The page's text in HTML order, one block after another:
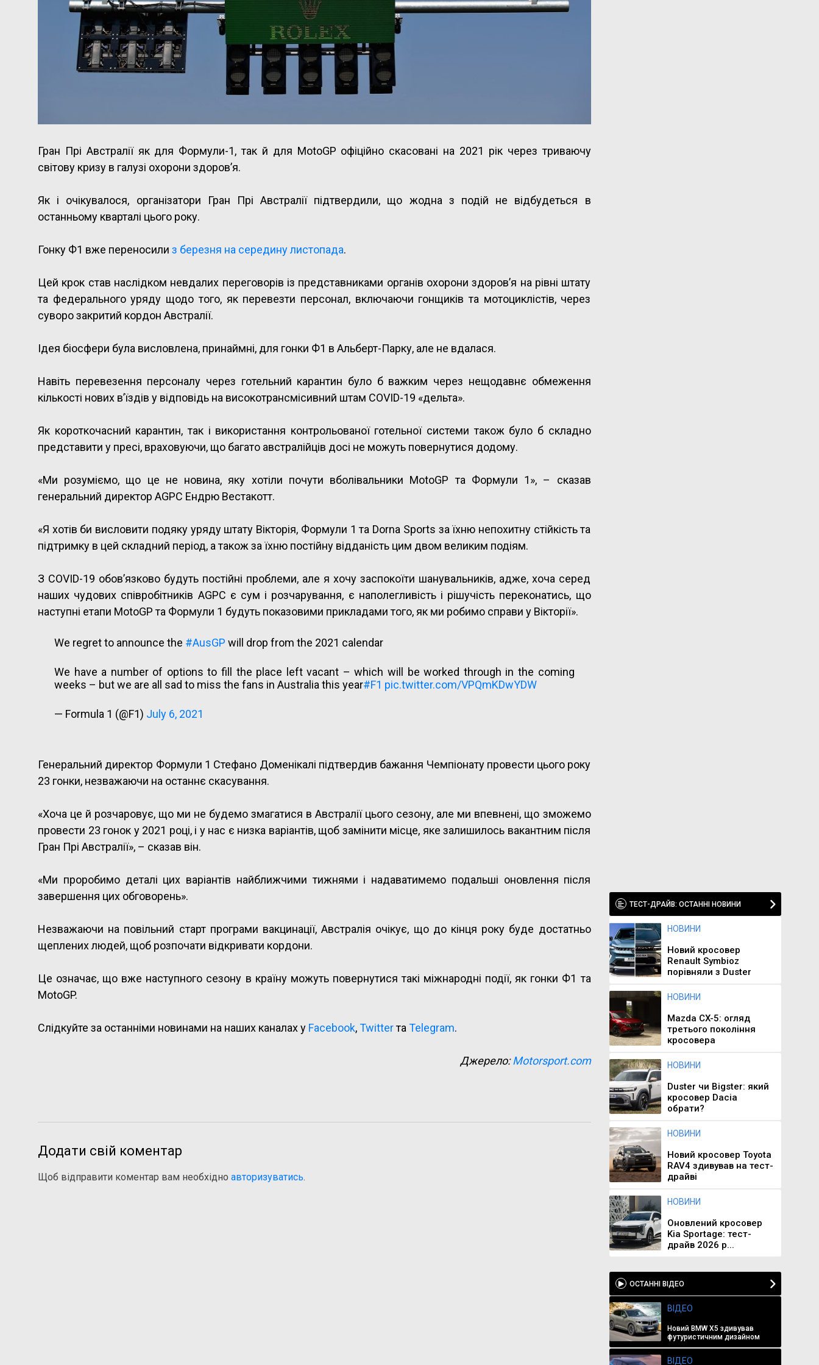
Гран Прі Австралії як для Формули-1, так й для MotoGP офіційно скасовані на 2021 рік через триваючу
світову кризу в галузі охорони здоров’я.
Як і очікувалося, організатори Гран Прі Австралії підтвердили, що жодна з подій не відбудеться в
останньому кварталі цього року.
Гонку Ф1 вже переносили з березня на середину листопада.
Цей крок став наслідком невдалих переговорів із представниками органів охорони здоров’я на рівні штату
та федерального уряду щодо того, як перевезти персонал, включаючи гонщиків та мотоциклістів, через
суворо закритий кордон Австралії.
Ідея біосфери була висловлена, принаймні, для гонки Ф1 в Альберт-Парку, але не вдалася.
Навіть перевезення персоналу через готельний карантин було б важким через нещодавнє обмеження
кількості нових в’їздів у відповідь на високотрансмісивний штам COVID-19 «дельта».
Як короткочасний карантин, так і використання контрольованої готельної системи також було б складно
представити у пресі, враховуючи, що багато австралійців досі не можуть повернутися додому.
«Ми розуміємо, що це не новина, яку хотіли почути вболівальники MotoGP та Формули 1», – сказав
генеральний директор AGPC Ендрю Вестакотт.
«Я хотів би висловити подяку уряду штату Вікторія, Формули 1 та Dorna Sports за їхню непохитну стійкість та
підтримку в цей складний період, а також за їхню постійну відданість цим двом великим подіям.
З COVID-19 обов’язково будуть постійні проблеми, але я хочу заспокоїти шанувальників, адже, хоча серед
наших чудових співробітників AGPC є сум і розчарування, є наполегливість і рішучість переконатись, що
наступні етапи MotoGP та Формули 1 будуть показовими прикладами того, як ми робимо справи у Вікторії».
We regret to announce the #AusGP will drop from the 2021 calendar
We have a number of options to fill the place left vacant – which will be worked through in the coming
weeks – but we are all sad to miss the fans in Australia this year#F1 pic.twitter.com/VPQmKDwYDW
— Formula 1 (@F1) July 6, 2021
Генеральний директор Формули 1 Стефано Доменікалі підтвердив бажання Чемпіонату провести цього року
23 гонки, незважаючи на останнє скасування.
«Хоча це й розчаровує, що ми не будемо змагатися в Австралії цього сезону, але ми впевнені, що зможемо
провести 23 гонок у 2021 році, і у нас є низка варіантів, щоб замінити місце, яке залишилось вакантним після
Гран Прі Австралії», – сказав він.
«Ми проробимо деталі цих варіантів найближчими тижнями і надаватимемо подальші оновлення після
завершення цих обговорень».
Незважаючи на повільний старт програми вакцинації, Австралія очікує, що до кінця року буде достатньо
щеплених людей, щоб розпочати відкривати кордони.
Це означає, що вже наступного сезону в країну можуть повернутися такі міжнародні події, як гонки Ф1 та
MotoGP.
Слідкуйте за останніми новинами на наших каналах у Facebook,Twitterта Telegram.
Джерело:Motorsport.com
Додати свій коментар
Щоб відправити коментар вам необхідно авторизуватись.
ТЕСТ-ДРАЙВ: ОСТАННІ НОВИНИ
НОВИНИ
Новий кросовер
Renault Symbioz
порівняли з Duster
НОВИНИ
Mazda CX-5: огляд
третього покоління
кросовера
НОВИНИ
Duster чи Bigster: який
кросовер Dacia
обрати?
НОВИНИ
Новий кросовер Toyota
RAV4 здивував на тест-
драйві
НОВИНИ
Оновлений кросовер
Kia Sportage: тест-
драйв 2026 р...
ОСТАННІ ВІДЕО
ВІДЕО
Новий BMW X5 здивував
футуристичним дизайном
ВІДЕО